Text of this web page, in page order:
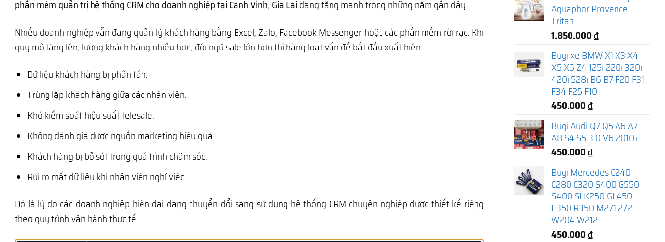
phần mềm quản trị hệ thống CRM cho doanh nghiệp tại Canh Vinh, Gia Lai đang tăng mạnh trong những năm gần đây.
Nhiều doanh nghiệp vẫn đang quản lý khách hàng bằng Excel, Zalo, Facebook Messenger hoặc các phần mềm rời rạc. Khi
quy mô tăng lên, lượng khách hàng nhiều hơn, đội ngũ sale lớn hơn thì hàng loạt vấn đề bắt đầu xuất hiện:
Dữ liệu khách hàng bị phân tán.
Trùng lặp khách hàng giữa các nhân viên.
Khó kiểm soát hiệu suất telesale.
Không đánh giá được nguồn marketing hiệu quả.
Khách hàng bị bỏ sót trong quá trình chăm sóc.
Rủi ro mất dữ liệu khi nhân viên nghỉ việc.
Đó là lý do các doanh nghiệp hiện đại đang chuyển đổi sang sử dụng hệ thống CRM chuyên nghiệp được thiết kế riêng
theo quy trình vận hành thực tế.
Aquaphor Provence
Tritan
1.850.000₫
Bugi xe BMW X1 X3 X4
X5 X6 Z4 125i 220i 320i
420i 528i B6 B7 F20 F31
F34 F25 F10
450.000₫
Bugi Audi Q7 Q5 A6 A7
A8 S4 S5 3.0 V6 2010+
450.000₫
Bugi Mercedes C240
C280 C320 S400 G550
S400 SLK250 GL450
E350 R350 M271 272
W204 W212
450.000₫